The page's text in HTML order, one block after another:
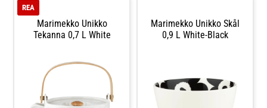
Marimekko Unikko
Tekanna 0,7 L White
REA
Marimekko Unikko Skål
0,9 L White-Black